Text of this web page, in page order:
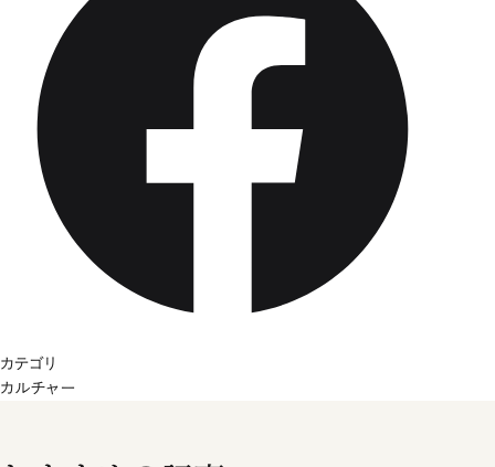
カテゴリ
カルチャー